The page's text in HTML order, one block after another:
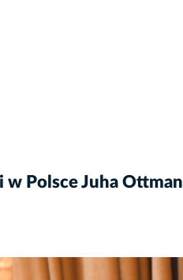
Polsce Juha Ottman